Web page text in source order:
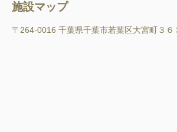
施設マップ
〒264-0016 千葉県千葉市若葉区大宮町３６